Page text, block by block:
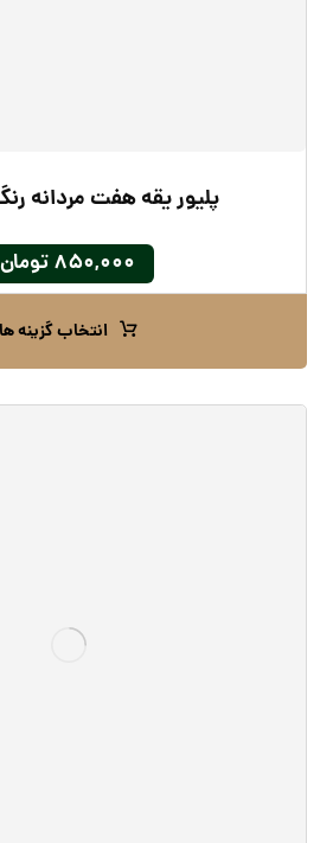
پلیور یقه هفت مردانه
۸۵۰,۰۰۰تومان
انتخاب گزینه ها